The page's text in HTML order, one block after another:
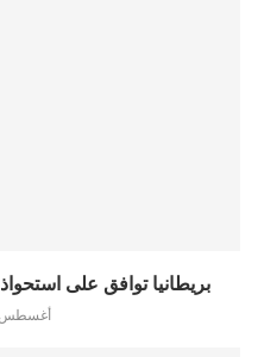
بريطانيا توافق على
أغسطس 6, 2026